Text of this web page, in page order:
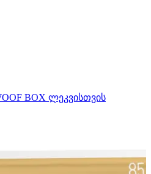
BOX ლეკვისთვის